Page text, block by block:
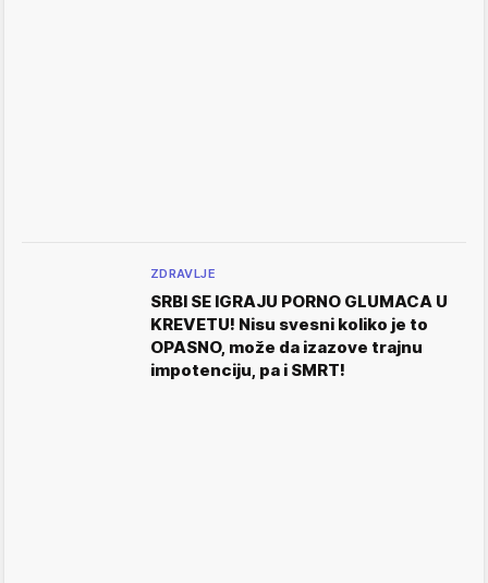
ZDRAVLJE
SRBI SE IGRAJU PORNO GLUMACA U
KREVETU! Nisu svesni koliko je to
OPASNO, može da izazove trajnu
impotenciju, pa i SMRT!